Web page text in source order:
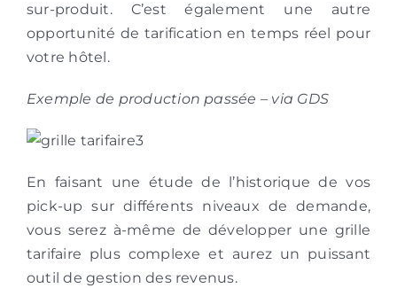
sur-produit. C’est également une autre
opportunité de tarification en temps réel pour
votre hôtel.
Exemple de production passée – via GDS
En faisant une étude de l’historique de vos
pick-up sur différents niveaux de demande,
vous serez à-même de développer une grille
tarifaire plus complexe et aurez un puissant
outil de gestion des revenus.